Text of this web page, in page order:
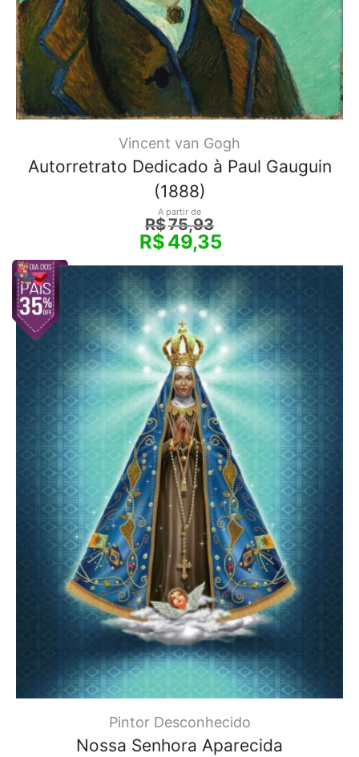
Vincent van Gogh
Autorretrato Dedicado à Paul Gauguin
(1888)
A partir de
R$75,93
R$49,35
Pintor Desconhecido
Nossa Senhora Aparecida